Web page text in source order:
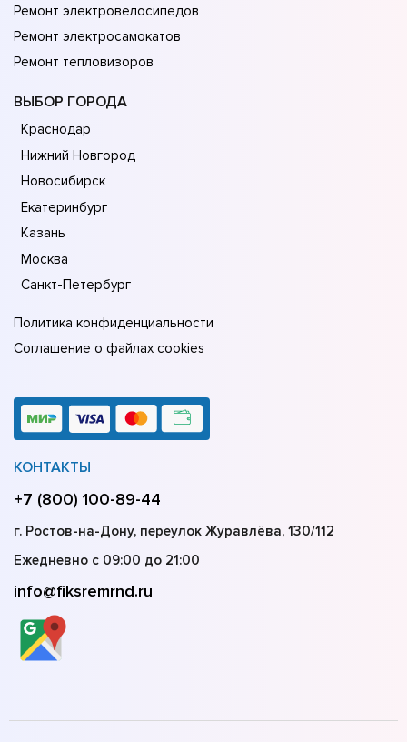
Ремонт электровелосипедов
Ремонт электросамокатов
Ремонт тепловизоров
ВЫБОР ГОРОДА
Краснодар
Нижний Новгород
Новосибирск
Екатеринбург
Казань
Москва
Санкт-Петербург
Политика конфиденциальности
Соглашение о файлах cookies
КОНТАКТЫ
+7 (800) 100-89-44
г. Ростов-на-Дону, переулок Журавлёва, 130/112
Ежедневно с 09:00 до 21:00
info@fiksremrnd.ru